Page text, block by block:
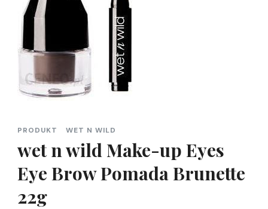
PRODUKT WET N WILD
wet n wild Make-up Eyes
Eye Brow Pomada Brunette
22g